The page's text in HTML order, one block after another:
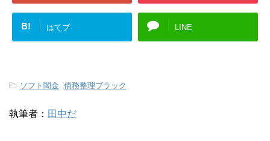
B! はてブ LINE
-ソフト闇金, 債務整理ブラック
執筆者： 田中だ